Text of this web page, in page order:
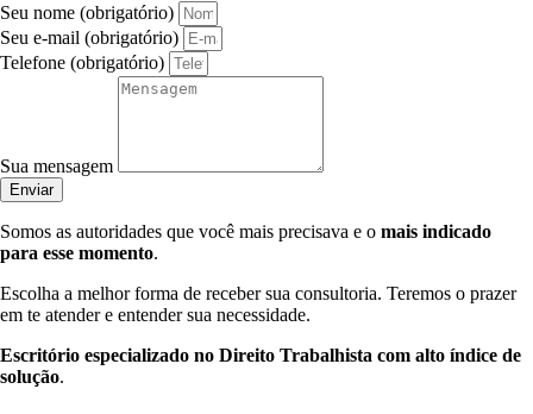
Seu nome (obrigatório)
Seu e-mail (obrigatório)
Telefone (obrigatório)
Sua mensagem
Enviar
Somos as autoridades que você mais precisava e o mais indicado
para esse momento.
Escolha a melhor forma de receber sua consultoria. Teremos o prazer
em te atender e entender sua necessidade.
Escritório especializado no Direito Trabalhista com alto índice de
solução.